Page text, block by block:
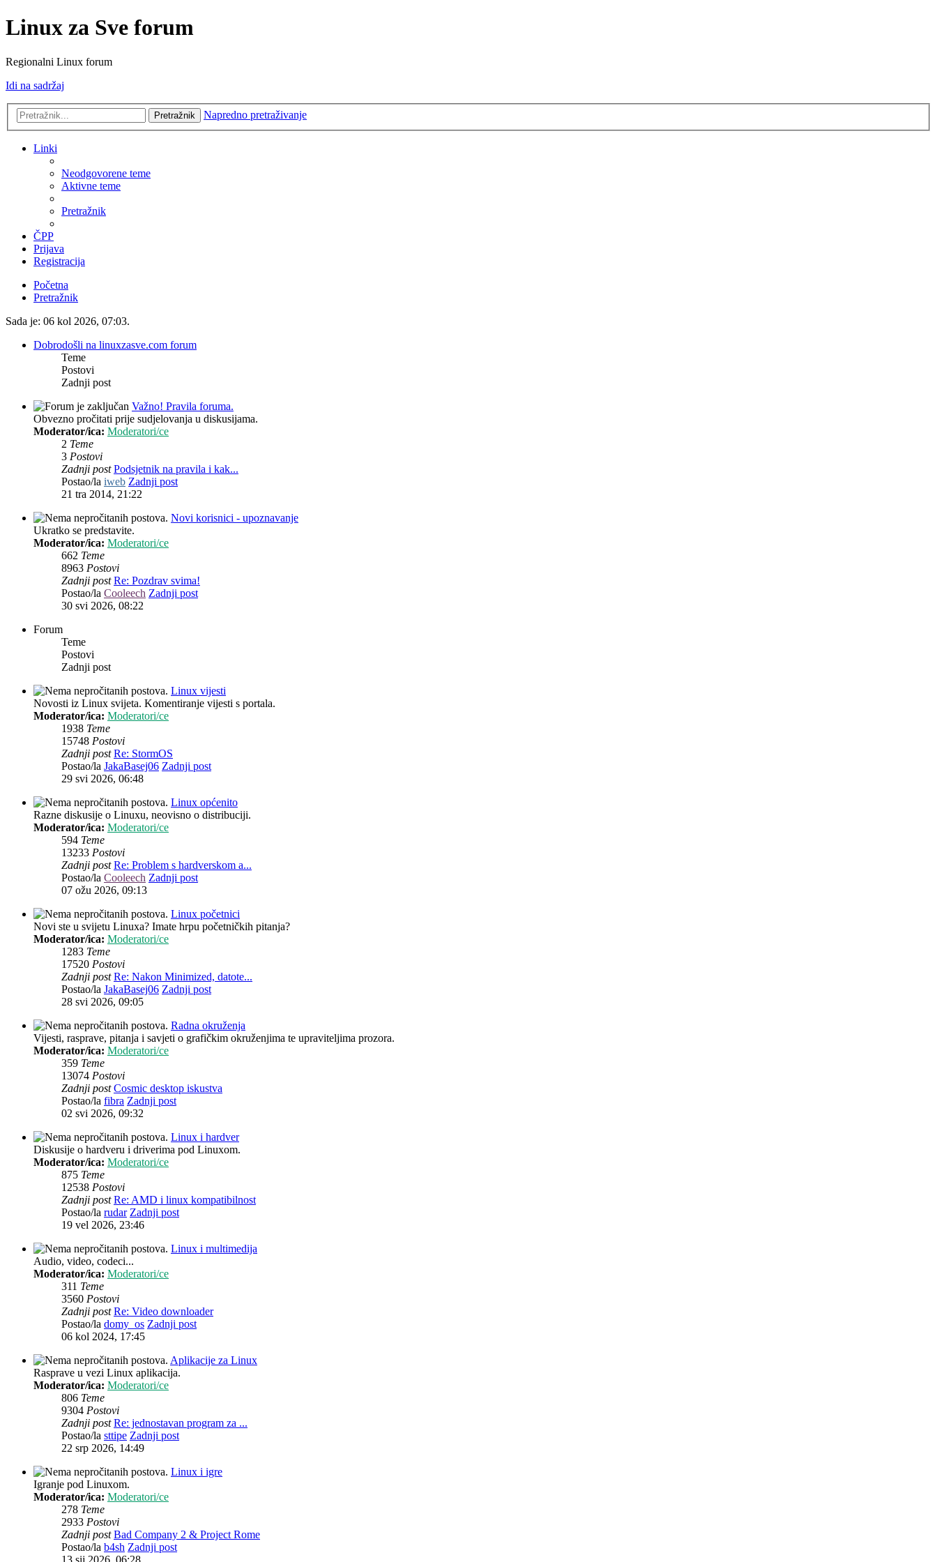
Linux za Sve forum
Regionalni Linux forum
Idi na sadržaj
Pretražnik Napredno pretraživanje
Linki
Neodgovorene teme
Aktivne teme
Pretražnik
ČPP
Prijava
Registracija
Početna
Pretražnik
Sada je: 06 kol 2026, 07:03.
Dobrodošli na linuxzasve.com forum
Teme
Postovi
Zadnji post
Važno! Pravila foruma.
Obvezno pročitati prije sudjelovanja u diskusijama.
Moderator/ica: Moderatori/ce
2 Teme
3 Postovi
Zadnji post Podsjetnik na pravila i kak...
Postao/la iweb Zadnji post
21 tra 2014, 21:22
Novi korisnici - upoznavanje
Ukratko se predstavite.
Moderator/ica: Moderatori/ce
662 Teme
8963 Postovi
Zadnji post Re: Pozdrav svima!
Postao/la Cooleech Zadnji post
30 svi 2026, 08:22
Forum
Teme
Postovi
Zadnji post
Linux vijesti
Novosti iz Linux svijeta. Komentiranje vijesti s portala.
Moderator/ica: Moderatori/ce
1938 Teme
15748 Postovi
Zadnji post Re: StormOS
Postao/la JakaBasej06 Zadnji post
29 svi 2026, 06:48
Linux općenito
Razne diskusije o Linuxu, neovisno o distribuciji.
Moderator/ica: Moderatori/ce
594 Teme
13233 Postovi
Zadnji post Re: Problem s hardverskom a...
Postao/la Cooleech Zadnji post
07 ožu 2026, 09:13
Linux početnici
Novi ste u svijetu Linuxa? Imate hrpu početničkih pitanja?
Moderator/ica: Moderatori/ce
1283 Teme
17520 Postovi
Zadnji post Re: Nakon Minimized, datote...
Postao/la JakaBasej06 Zadnji post
28 svi 2026, 09:05
Radna okruženja
Vijesti, rasprave, pitanja i savjeti o grafičkim okruženjima te upraviteljima prozora.
Moderator/ica: Moderatori/ce
359 Teme
13074 Postovi
Zadnji post Cosmic desktop iskustva
Postao/la fibra Zadnji post
02 svi 2026, 09:32
Linux i hardver
Diskusije o hardveru i driverima pod Linuxom.
Moderator/ica: Moderatori/ce
875 Teme
12538 Postovi
Zadnji post Re: AMD i linux kompatibilnost
Postao/la rudar Zadnji post
19 vel 2026, 23:46
Linux i multimedija
Audio, video, codeci...
Moderator/ica: Moderatori/ce
311 Teme
3560 Postovi
Zadnji post Re: Video downloader
Postao/la domy_os Zadnji post
06 kol 2024, 17:45
Aplikacije za Linux
Rasprave u vezi Linux aplikacija.
Moderator/ica: Moderatori/ce
806 Teme
9304 Postovi
Zadnji post Re: jednostavan program za ...
Postao/la sttipe Zadnji post
22 srp 2026, 14:49
Linux i igre
Igranje pod Linuxom.
Moderator/ica: Moderatori/ce
278 Teme
2933 Postovi
Zadnji post Bad Company 2 & Project Rome
Postao/la b4sh Zadnji post